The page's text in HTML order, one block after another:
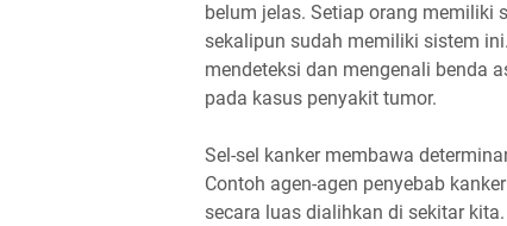
belum jelas. Setiap orang memiliki
sekalipun sudah memiliki sistem
mendeteksi dan mengenali benda
pada kasus penyakit tumor.
Sel-sel kanker membawa
Contoh agen-agen penyebab
secara luas dialihkan di sekitar